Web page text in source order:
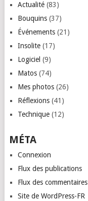
Actualité(83)
Bouquins(37)
Événements(21)
Insolite(17)
Logiciel (9)
Matos(74)
Mes photos(26)
Réflexions(41)
Technique(12)
MÉTA
Connexion
Flux des publications
Flux des commentaires
Site de WordPress-FR